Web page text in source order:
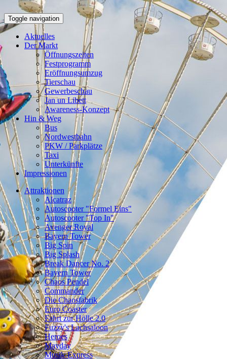
Toggle navigation
Aktuelles
Der Markt
Öffnungszeiten
Festprogramm
Eröffnungsumzug
Tierschau
Gewerbeschau
Jan un Libett
Awareness-Konzept
Hin & Weg
Bus
Nordwestbahn
PKW / Parkplätze
Taxi
Unterkünfte
Impressionen
Attraktionen
Alcatraz
Autoscooter "Formel Eins"
Autoscooter "Top In"
Avenger Royal
Bayern Tower
Big Spin
Big Splash
Break Dancer No. 2
Bayern Tower
Chaos Pendel
Commander
Die Chaosfabrik
Euro Coaster
Fahrt zur Hölle 2.0
Fuzzy's Lachsaloon
Heroes
Mayday
Musik-Express